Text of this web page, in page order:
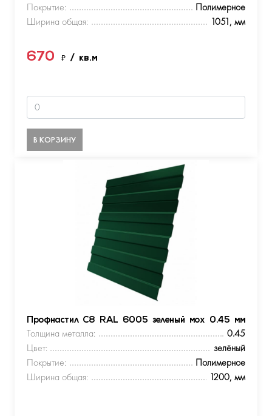
Покрытие:
Полимерное
Ширина общая:
1051, мм
670 ₽ / кв.м
В КОРЗИНУ
Профнастил С8 RAL 6005 зеленый мох 0.45 мм
Толщина металла:
0.45
Цвет:
зелёный
Покрытие:
Полимерное
Ширина общая:
1200, мм